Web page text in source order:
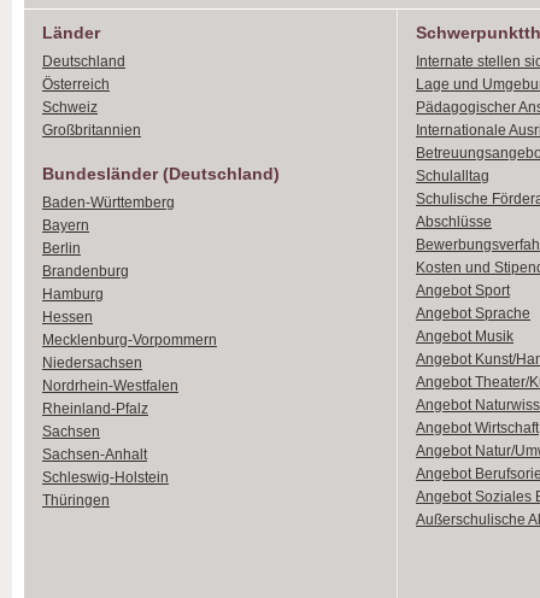
Länder
Deutschland
Österreich
Schweiz
Großbritannien
Bundesländer (Deutschland)
Baden-Württemberg
Bayern
Berlin
Brandenburg
Hamburg
Hessen
Mecklenburg-Vorpommern
Niedersachsen
Nordrhein-Westfalen
Rheinland-Pfalz
Sachsen
Sachsen-Anhalt
Schleswig-Holstein
Thüringen
Internate stellen
Lage und
Pädagogischer
Internationale
Schulalltag
Schulische
Abschlüsse
Kosten und
Angebot Sport
Angebot Sprache
Angebot Musik
Angebot Kunst/
Angebot Theater/
Angebot
Angebot Wirtschaft
Angebot Natur/
Angebot
Angebot Soziales
Außerschulische